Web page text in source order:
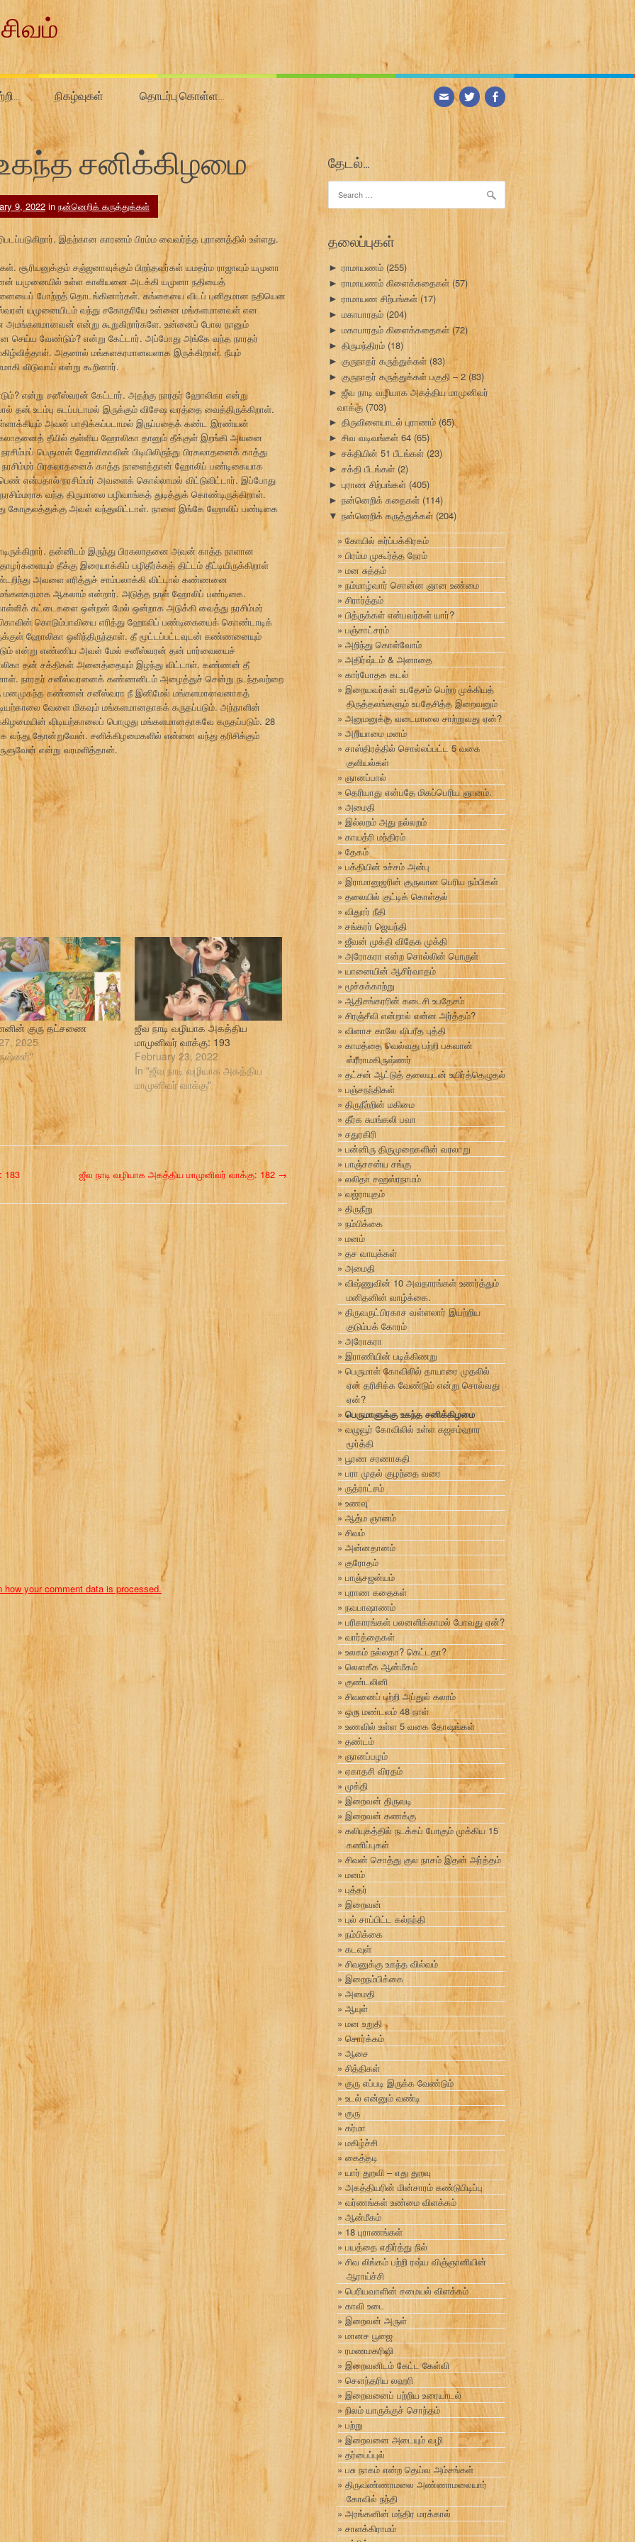
நிகழ்வுகள் தொடர்பு கொள்ள…
உகந்த சனிக்கிழமை
9, 2022 in நன்னெறிக் கருத்துக்கள்
இதற்கான காரணம் பிரம்ம வைவர்த்த புராணத்தில் உள்ளது.
சூரியனுக்கும் சஞ்ஜனாவுக்கும் பிறந்தவர்கள் யமதர்ம ராஜாவும் யமுனா
யமுனையில் உள்ள காளியனை அடக்கி யமுனா நதியைத்
போற்றத் தொடங்கினார்கள். கங்கையை விடப் புனிதமான நதியென
யமுனையிடம் வந்து சகோதரியே உன்னை மங்களமானவள் என
என்று கூறுகிறார்களே. உன்னைப் போல நானும்
வேண்டும்? என்று கேட்டார். அப்போது அங்கே வந்த நாரதர்
அதனால் மங்களகரமானவளாக இருக்கிறாள். நீயும்
விடுவாய் என்று கூறினார்.
என்று சனீஸ்வரன் கேட்டார். அதற்கு நாரதர் ஹோலிகா என்று
உடம்பு சுடப்படாமல் இருக்கும் விசேஷ வரத்தை வைத்திருக்கிறாள்.
அவன் பாதிக்கப்படாமல் இருப்பதைக் கண்ட இரண்யன்
தீயில் தள்ளிய ஹோலிகா தானும் தீக்குள் இறங்கி அவனை
பெருமாள் ஹோலிகாவின் பிடியிலிருந்து பிரகலாதனைக் காத்து
நரசிம்மர் பிரகலாதனைக் காத்த நாளைத்தான் ஹோலிப் பண்டிகையாக
என்பதால் நரசிம்மர் அவளைக் கொல்லாமல் விட்டுவிட்டார். இப்போது
வந்த திருமாலை பழிவாங்கத் துடித்துக் கொண்டிருக்கிறாள்.
கோகுலத்துக்கு அவள் வந்துவிட்டாள். நாளை இங்கே ஹோலிப் பண்டிகை
தன்னிடம் இருந்து பிரகலாதனை அவன் காத்த நாளான
தீக்கு இரையாக்கிப் பழிதீர்க்கத் திட்டம் தீட்டியிருக்கிறாள்
அவளை எரித்துச் சாம்பலாக்கி விட்டால் கண்ணனை
ஆகலாம் என்றார். அடுத்த நாள் ஹோலிப் பண்டிகை.
கட்டைகளை ஒன்றன் மேல் ஒன்றாக அடுக்கி வைத்து நரசிம்மர்
கொடும்பாவியை எரித்து ஹோலிப் பண்டிகையைக் கொண்டாடிக்
ஹோலிகா ஒளிந்திருந்தாள். தீ மூட்டப்பட்டவுடன் கண்ணனையும்
என்று எண்ணிய அவள் மேல் சனீஸ்வரன் தன் பார்வையைச்
தன் சக்திகள் அனைத்தையும் இழந்து விட்டாள். கண்ணன் தீ
நாரதர் சனீஸ்வரனைக் கண்ணனிடம் அழைத்துச் சென்று நடந்தவற்றை
மனமுகந்த கண்ணன் சனீஸ்வரா நீ இனிமேல் மங்களமானவனாகத்
வேளை மிகவும் மங்களமானதாகக் கருதப்படும். அந்நாளின்
விடியற்காலைப் பொழுது மங்களமானதாகவே கருதப்படும். 28
வந்து தோன்றுவேன். சனிக்கிழமைகளில் என்னை வந்து தரிசிக்கும்
என்று வரமளித்தான்.
குரு தட்சணை
2025
ஜீவ நாடி வழியாக அகத்திய
மாமுனிவர் வாக்கு: 193
February 23, 2022
In "ஜீவ நாடி வழியாக அகத்திய
மாமுனிவர் வாக்கு"
183 ஜீவ நாடி வழியாக அகத்திய மாமுனிவர் வாக்கு: 182 →
how your comment data is processed.
தேடல்…
for:
தலைப்புகள்
► ராமாயணம் (255)
► ராமாயணம் கிளைக்கதைகள் (57)
► ராமாயண சிற்பங்கள் (17)
► மகாபாரதம் (204)
► மகாபாரதம் கிளைக்கதைகள்(72)
► திருமந்திரம் (18)
► குருநாதர் கருத்துக்கள் (83)
► குருநாதர் கருத்துக்கள் பகுதி – 2 (83)
► ஜீவ நாடி வழியாக அகத்திய மாமுனிவர்
வாக்கு (703)
► திருவிளையாடல் புராணம் (65)
► சிவ வடிவங்கள் 64 (65)
► சக்தியின் 51 பீடங்கள் (23)
► சக்தி பீடங்கள் (2)
► புராண சிற்பங்கள் (405)
► நன்னெறிக் கதைகள் (114)
▼ நன்னெறிக் கருத்துக்கள் (204)
கோயில் கர்ப்பக்கிரகம்
பிரம்ம முகூர்த்த நேரம்
மன சுத்தம்
நம்மாழ்வார் சொன்ன ஞான உண்மை
சிரார்த்தம்
பித்ருக்கள் என்பவர்கள் யார்?
பஞ்சாட்சரம்
அறிந்து கொள்வோம்
அதிர்ஷ்டம் & அனாதை
கார்போதக கடல்
இறையவர்கள் உபதேசம் பெற்ற முக்கியத்
திருத்தலங்களும் உபதேசித்த இறைவனும்
அனுமனுக்கு வடைமாலை சாற்றுவது ஏன்?
அறியாமை மனம்
சாஸ்திரத்தில் சொல்லப்பட்ட 5 வகை
குளியல்கள்
ஞானப்பால்
தெரியாது என்பதே மிகப்பெரிய ஞானம்.
அமைதி
இல்லறம் அது நல்லறம்
காயத்ரி மந்திரம்
தேகம்
பக்தியின் உச்சம் அன்பு
இராமானுஜரின் குருவான பெரிய நம்பிகள்
தலையில் குட்டிக் கொள்தல்
விதுரர் நீதி
சங்கரர் ஜெயந்தி
ஜீவன் முக்தி விதேக முக்தி
அரோகரா என்ற சொல்லின் பொருள்
யானையின் ஆசிர்வாதம்
மூச்சுக்காற்று
ஆதிசங்கரரின் கடைசி உபதேசம்
சிரஞ்சீவி என்றால் என்ன அர்த்தம்?
வினாச காலே விபரீத புத்தி
காமத்தை வெல்வது பற்றி பகவான்
ஸ்ரீராமகிருஷ்ணர்
தட்சன் ஆட்டுத் தலையுடன் உயிர்த்தெழுதல்
பஞ்சநந்திகள்
திருநீற்றின் மகிமை
தீர்க சுமங்கலி பவா
சதுரகிரி
பன்னிரு திருமுறைகளின் வரலாறு
பாஞ்சசன்ய சங்கு
லலிதா சஹஸ்ரநாமம்
வஜ்ராயுதம்
திருநீறு
நம்பிக்கை
மனம்
தச வாயுக்கள்
அமைதி
விஷ்ணுவின் 10 அவதாரங்கள் உணர்த்தும்
மனிதனின் வாழ்க்கை.
திருவருட்பிரகாச வள்ளலார் இயற்றிய
குடும்பக் கோரம்
அரோகரா
இராணியின் படிக்கிணறு
பெருமாள் கோவிலில் தாயாரை முதலில்
ஏன் தரிசிக்க வேண்டும் என்று சொல்வது
ஏன்?
பெருமாளுக்கு உகந்த சனிக்கிழமை
வழுவூர் கோவிலில் உள்ள கஜசம்ஹார
மூர்த்தி
பூரண சரணாகதி
பரா முதல் குழந்தை வரை
ருத்ராட்சம்
உணவு
ஆத்ம ஞானம்
சிவம்
அன்னதானம்
குரோதம்
பாஞ்சஜன்யம்
புராண கதைகள்
நவபாஷாணம்
பரிகாரங்கள் பலனளிக்காமல் போவது ஏன்?
வார்த்தைகள்
உலகம் நல்லதா? கெட்டதா?
லௌகீக ஆன்மீகம்
குண்டலினி
சிவனைப் பற்றி அப்துல் கலாம்
ஒரு மண்டலம் 48 நாள்
உணவில் உள்ள 5 வகை தோஷங்கள்
தண்டம்
ஞானப்பழம்
ஏகாதசி விரதம்
முக்தி
இறைவன் திருவடி
இறைவன் கணக்கு
கலியுகத்தில் நடக்கப் போகும் முக்கிய 15
கணிப்புகள்
சிவன் சொத்து குல நாசம் இதன் அர்த்தம்
மனம்
புத்தர்
இறைவன்
புல் சாப்பிட்ட கல்நந்தி
நம்பிக்கை
கடவுள்
சிவனுக்கு உகந்த வில்வம்
இறைநம்பிக்கை
அமைதி
ஆயுள்
மன உறுதி
சொர்க்கம்
ஆசை
சித்திகள்
குரு எப்படி இருக்க வேண்டும்
உடல் என்னும் வண்டி
குரு
கர்மா
மகிழ்ச்சி
கைத்தடி
யார் துறவி – எது துறவு
அகத்தியரின் மின்சாரம் கண்டுபிடிப்பு
வர்ணங்கள் உண்மை விளக்கம்
ஆன்மீகம்
18 புராணங்கள்
பயத்தை எதிர்த்து நில்
சிவ லிங்கம் பற்றி ரஷ்ய விஞ்ஞானியின்
ஆராய்ச்சி
பெரியவாளின் சமையல் விளக்கம்
காவி உடை
இறைவன் அருள்
மானச பூஜை
ரமணமகரிஷி
இறைவனிடம் கேட்ட கேள்வி
சௌந்தரிய லஹரி
இறைவனைப் பற்றிய உரையாடல்
நிலம் யாருக்குச் சொந்தம்
பற்று
இறைவனை அடையும் வழி
தர்பைப்புல்
பசு நாகம் என்ற தெய்வ அம்சங்கள்
திருவண்ணாமலை அண்ணாமலையார்
கோவில் நந்தி
அரங்கனின் மந்திர மரக்கால்
சாளக்கிராமம்